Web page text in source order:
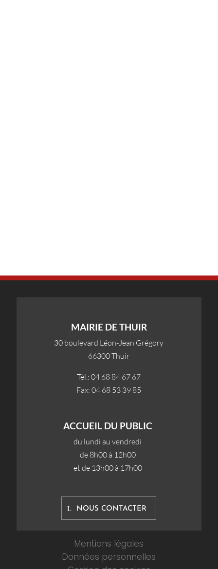
MAIRIE DE THUIR
30 boulevard Léon-Jean Grégory
66300 Thuir
Tél.: 04 68 84 67 67
Fax: 04 68 53 39 85
ACCUEIL DU PUBLIC
du lundi au vendredi
de 8h00 à 12h00
et de 13h00 à 17h00
NOUS CONTACTER
Mentions légales
Données personnelles